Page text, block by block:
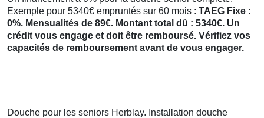
Exemple pour 5340€ empruntés sur 60 mois : TAEG Fixe :
0%. Mensualités de 89€. Montant total dû : 5340€. Un
crédit vous engage et doit être remboursé. Vérifiez vos
capacités de remboursement avant de vous engager.
Douche pour les seniors Herblay. Installation douche